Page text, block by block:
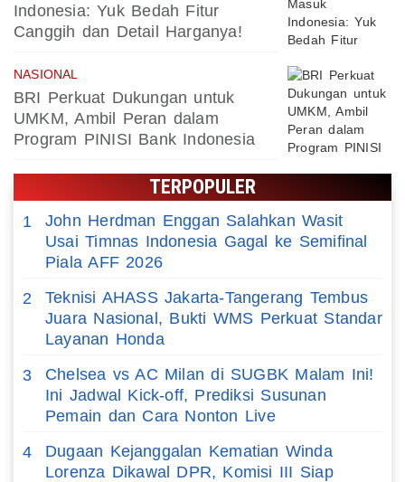
Indonesia: Yuk Bedah Fitur
Canggih dan Detail Harganya!
NASIONAL
BRI Perkuat Dukungan untuk
UMKM, Ambil Peran dalam
Program PINISI Bank Indonesia
TERPOPULER
1
John Herdman Enggan Salahkan Wasit
Usai Timnas Indonesia Gagal ke Semifinal
Piala AFF 2026
2
Teknisi AHASS Jakarta-Tangerang Tembus
Juara Nasional, Bukti WMS Perkuat Standar
Layanan Honda
3
Chelsea vs AC Milan di SUGBK Malam Ini!
Ini Jadwal Kick-off, Prediksi Susunan
Pemain dan Cara Nonton Live
4
Dugaan Kejanggalan Kematian Winda
Lorenza Dikawal DPR, Komisi III Siap